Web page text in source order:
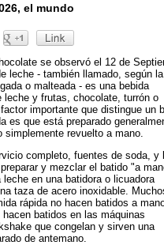
el mundo
se observó el 12 de
leche - también llamado, según la
o malteada - es una bebida
leche y frutas, chocolate, turrón o
importante que distingue un
es que está preparado
simplemente revuelto a mano.
completo, fuentes de soda, y
y mezclar el batido "a
leche en una batidora o licuadora
taza de acero inoxidable.
rápida no hacen batidos a
hacen batidos en las máquinas
que congelan y sirven una
de antemano.